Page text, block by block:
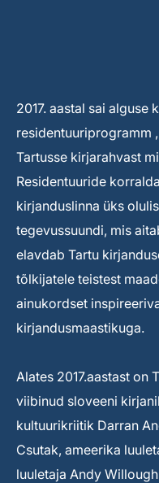
2017. aastal sai alguse
residentuuriprogramm
Tartusse kirjarahvast
Residentuuride
kirjanduslinna üks
tegevussuundi, mis
elavdab Tartu
tõlkijatele teistest
ainukordset
kirjandusmaastikuga.
Alates 2017.aastast on
viibinud sloveeni
kultuurikriitik Darran
Csutak, ameerika
luuletaja Andy